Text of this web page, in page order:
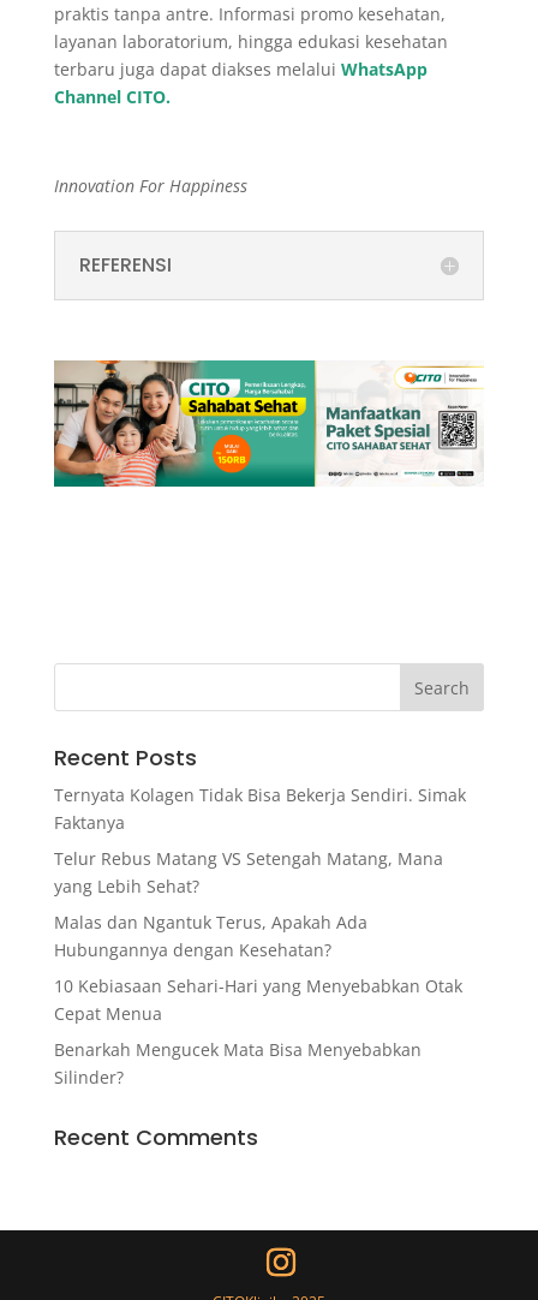
praktis tanpa antre. Informasi promo kesehatan,
layanan laboratorium, hingga edukasi kesehatan
terbaru juga dapat diakses melalui WhatsApp
Channel CITO.
Innovation For Happiness
REFERENSI
Recent Posts
Ternyata Kolagen Tidak Bisa Bekerja Sendiri. Simak
Faktanya
Telur Rebus Matang VS Setengah Matang, Mana
yang Lebih Sehat?
Malas dan Ngantuk Terus, Apakah Ada
Hubungannya dengan Kesehatan?
10 Kebiasaan Sehari-Hari yang Menyebabkan Otak
Cepat Menua
Benarkah Mengucek Mata Bisa Menyebabkan
Silinder?
Recent Comments